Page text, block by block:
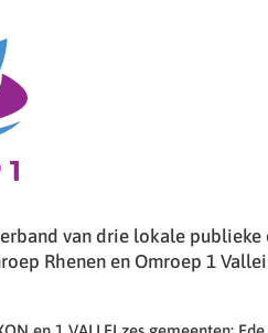
van drie lokale
Rhenen en Omroep 1 Vallei